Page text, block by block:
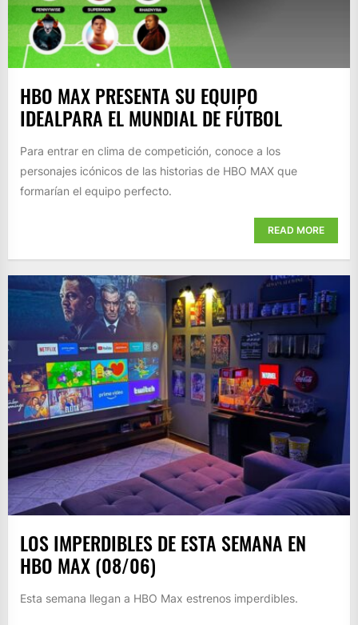
HBO MAX PRESENTA SU EQUIPO
IDEALPARA EL MUNDIAL DE FÚTBOL
Para entrar en clima de competición, conoce a los
personajes icónicos de las historias de HBO MAX que
formarían el equipo perfecto.
READ MORE
LOS IMPERDIBLES DE ESTA SEMANA EN
HBO MAX (08/06)
Esta semana llegan a HBO Max estrenos imperdibles.